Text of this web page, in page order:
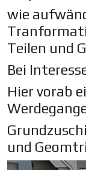
wie
Teilen und
Bei
Hier vorab
und